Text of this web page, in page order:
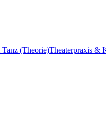
(Theorie)Theaterpraxis &